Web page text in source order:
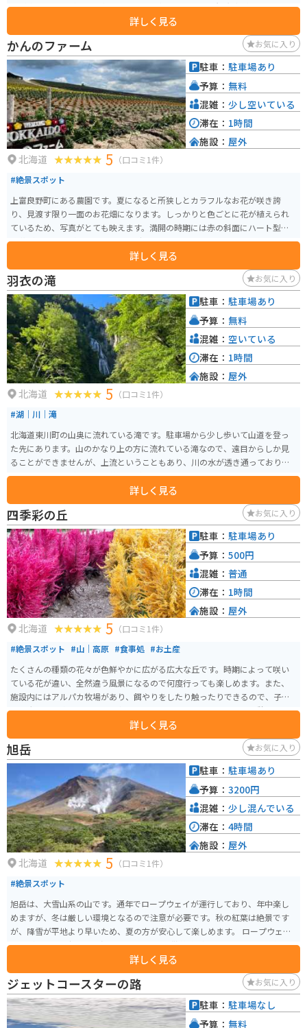
景が楽しめますが、特に冬の雪景色は幻想的で、多くの観光客が訪れます。
アクセスは、JR富良野線の美馬牛駅から車で約5分、徒歩では約30分の距離
にあります。ただし、周辺には専用の駐車場がなく、路上駐車となるため、
他の交通の妨げにならないよう注意が必要です。また、木の周囲は私有地で
あり、農作物への影響を避けるため、立ち入りは禁止されています。見学の
際は、マナーを守り、遠くから景観を楽しむことが大切です。
詳しく見る
かんのファーム お気に入り
北海道 5 （口コミ1件）
#絶景スポット
上富良野町にある農園です。夏になると所狭しとカラフルなお花が咲き誇
り、見渡す限り一面のお花畑になります。しっかりと色ごとに花が植えられ
ているため、写真がとても映えます。満開の時期には赤の斜面にハート型の
お花が浮かび上がり、カップルのデートコースとしてもオススメです。
詳しく見る
駐車： 駐車場あり
予算： 無料
混雑： 少し空いている
滞在： 1時間
施設： 屋外
羽衣の滝 お気に入り
北海道 5 （口コミ1件）
#湖｜川｜滝
北海道東川町の山奥に流れている滝です。駐車場から少し歩いて山道を登っ
た先にあります。山のかなり上の方に流れている滝なので、遠目からしか見
ることができませんが、上流ということもあり、川の水が透き通っており、
他では見ることができない美しさがあります。
詳しく見る
駐車： 駐車場あり
予算： 無料
混雑： 空いている
滞在： 1時間
施設： 屋外
四季彩の丘 お気に入り
北海道 5 （口コミ1件）
#絶景スポット #山｜高原 #食事処 #お土産
たくさんの種類の花々が色鮮やかに広がる広大な丘です。時期によって咲い
ている花が違い、全然違う風景になるので何度行っても楽しめます。また、
施設内にはアルパカ牧場があり、餌やりをしたり触ったりできるので、子供
から大人まで楽しめます。食事処や土産屋もあるので、しっかり休憩するこ
詳しく見る
駐車： 駐車場あり
予算： 500円
混雑： 普通
滞在： 1時間
施設： 屋外
旭岳 お気に入り
北海道 5 （口コミ1件）
#絶景スポット
旭岳は、大雪山系の山です。通年でロープウェイが運行しており、年中楽し
めますが、冬は厳しい環境となるので注意が必要です。秋の紅葉は絶景です
が、降雪が平地より早いため、夏の方が安心して楽しめます。 ロープウェイ
で上がると、1時間半程度でぐるっと回れる散策路があります。山頂を眺めつ
つ、火山ガスやカルデラ湖のようなものを見ることができ、とても楽しめま
す。また、本格的な登山を目指す方も登山口から登れます。
詳しく見る
駐車： 駐車場あり
予算： 3200円
混雑： 少し混んでいる
滞在： 4時間
施設： 屋外
ジェットコースターの路 お気に入り
駐車： 駐車場なし
予算： 無料